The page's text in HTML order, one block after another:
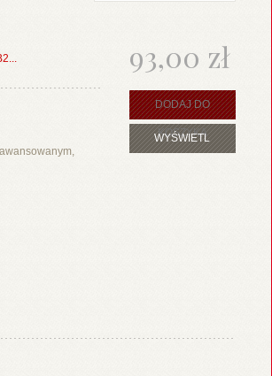
93,00 zł
DODAJ DO
KOSZYKA
WYŚWIETL